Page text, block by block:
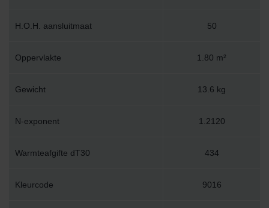
H.O.H. aansluitmaat 50
Oppervlakte 1.80 m²
Gewicht 13.6 kg
N-exponent 1.2120
Warmteafgifte dT30 434
Kleurcode 9016